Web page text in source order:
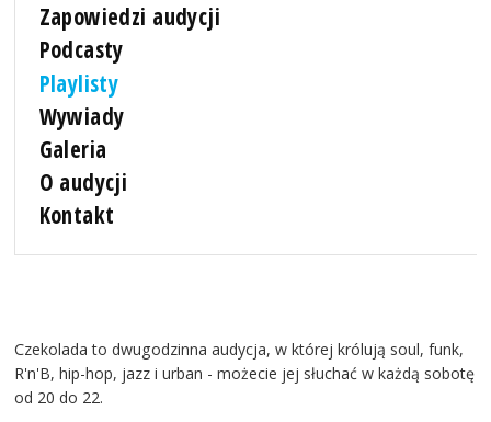
Zapowiedzi audycji
Podcasty
Playlisty
Wywiady
Galeria
O audycji
Kontakt
Czekolada to dwugodzinna audycja, w której królują soul, funk,
R'n'B, hip-hop, jazz i urban - możecie jej słuchać w każdą sobotę
od 20 do 22.